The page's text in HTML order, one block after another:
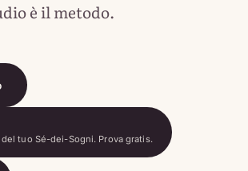
è il metodo.
tuo Sé-dei-Sogni. Prova gratis.